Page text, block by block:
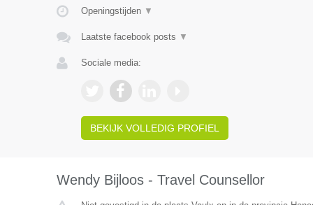
Openingstijden ▼
Laatste facebook posts ▼
Sociale media:
BEKIJK VOLLEDIG PROFIEL
Wendy Bijloos - Travel Counsellor